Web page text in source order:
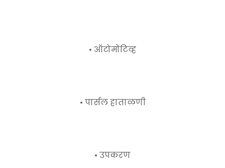
• ऑटोमोटिव्ह
• पार्सल हाताळणी
• उपकरण